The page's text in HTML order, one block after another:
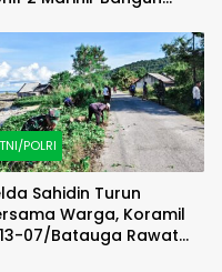
Pasir Putih
TNI/POLRI
Sahidin Turun
Warga, Koramil
07/Batauga Rawat